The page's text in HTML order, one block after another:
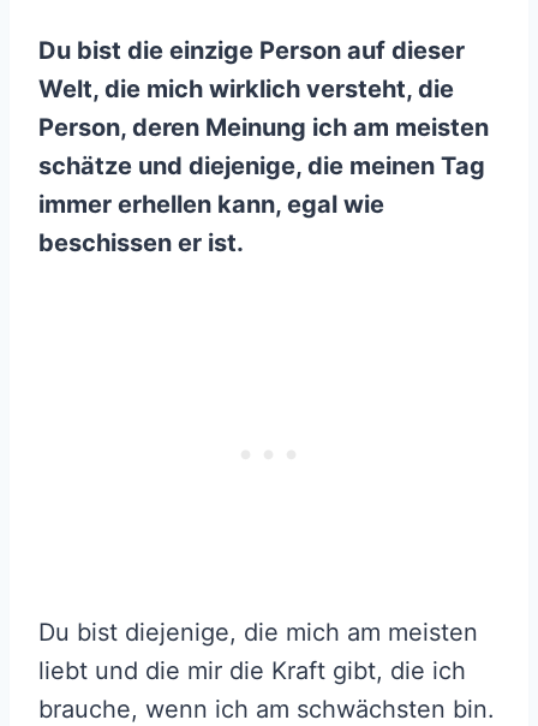
Du bist die einzige Person auf dieser
Welt, die mich wirklich versteht, die
Person, deren Meinung ich am meisten
schätze und diejenige, die meinen Tag
immer erhellen kann, egal wie
beschissen er ist.
Du bist diejenige, die mich am meisten
liebt und die mir die Kraft gibt, die ich
brauche, wenn ich am schwächsten bin.